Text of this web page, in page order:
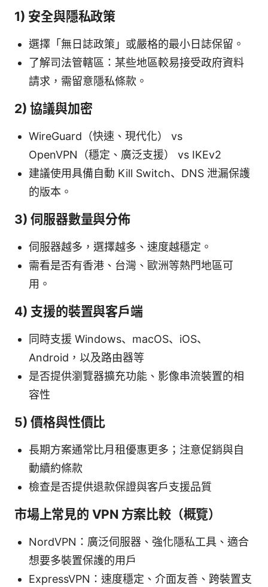
1) 安全與隱私政策
選擇「無日誌政策」或嚴格的最小日誌保留。
了解司法管轄區：某些地區較易接受政府資料
請求，需留意隱私條款。
2) 協議與加密
WireGuard（快速、現代化） vs
OpenVPN（穩定、廣泛支援） vs IKEv2
建議使用具備自動 Kill Switch、DNS 泄漏保護
的版本。
3) 伺服器數量與分佈
伺服器越多，選擇越多、速度越穩定。
需看是否有香港、台灣、歐洲等熱門地區可
用。
4) 支援的裝置與客戶端
同時支援 Windows、macOS、iOS、
Android，以及路由器等
是否提供瀏覽器擴充功能、影像串流裝置的相
容性
5) 價格與性價比
長期方案通常比月租優惠更多；注意促銷與自
動續約條款
檢查是否提供退款保證與客戶支援品質
市場上常見的 VPN 方案比較（概覽）
NordVPN：廣泛伺服器、強化隱私工具、適合
想要多裝置保護的用戶
ExpressVPN：速度穩定、介面友善、跨裝置支